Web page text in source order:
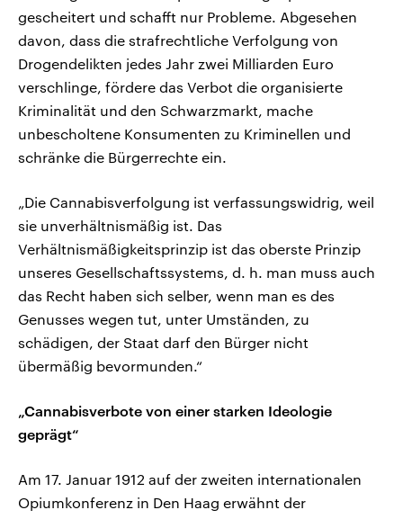
gescheitert und schafft nur Probleme. Abgesehen
davon, dass die strafrechtliche Verfolgung von
Drogendelikten jedes Jahr zwei Milliarden Euro
verschlinge, fördere das Verbot die organisierte
Kriminalität und den Schwarzmarkt, mache
unbescholtene Konsumenten zu Kriminellen und
schränke die Bürgerrechte ein.
„Die Cannabisverfolgung ist verfassungswidrig, weil
sie unverhältnismäßig ist. Das
Verhältnismäßigkeitsprinzip ist das oberste Prinzip
unseres Gesellschaftssystems, d. h. man muss auch
das Recht haben sich selber, wenn man es des
Genusses wegen tut, unter Umständen, zu
schädigen, der Staat darf den Bürger nicht
übermäßig bevormunden.“
„Cannabisverbote von einer starken Ideologie
geprägt“
Am 17. Januar 1912 auf der zweiten internationalen
Opiumkonferenz in Den Haag erwähnt der